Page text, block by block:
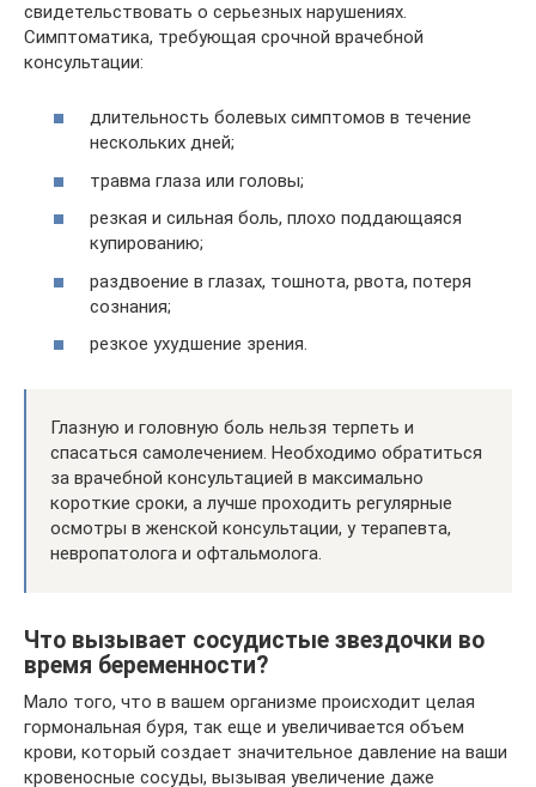
свидетельствовать о серьезных нарушениях.
Симптоматика, требующая срочной врачебной
консультации:
длительность болевых симптомов в течение
нескольких дней;
травма глаза или головы;
резкая и сильная боль, плохо поддающаяся
купированию;
раздвоение в глазах, тошнота, рвота, потеря
сознания;
резкое ухудшение зрения.
Глазную и головную боль нельзя терпеть и
спасаться самолечением. Необходимо обратиться
за врачебной консультацией в максимально
короткие сроки, а лучше проходить регулярные
осмотры в женской консультации, у терапевта,
невропатолога и офтальмолога.
Что вызывает сосудистые звездочки во
время беременности?
Мало того, что в вашем организме происходит целая
гормональная буря, так еще и увеличивается объем
крови, который создает значительное давление на ваши
кровеносные сосуды, вызывая увеличение даже